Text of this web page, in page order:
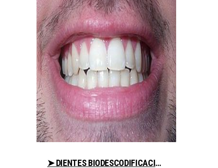
➤ DIENTES BIODESCODIFICACIÓN VENTAJAS PARA COMPRAR EN LIBRERIAESOTERICA.NET